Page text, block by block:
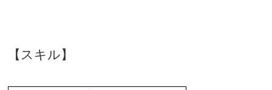
【スキル】